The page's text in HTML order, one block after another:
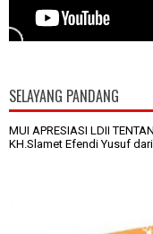
SELAYANG PANDANG
MUI APRESIASI LDII
KH.Slamet Efendi Yusuf